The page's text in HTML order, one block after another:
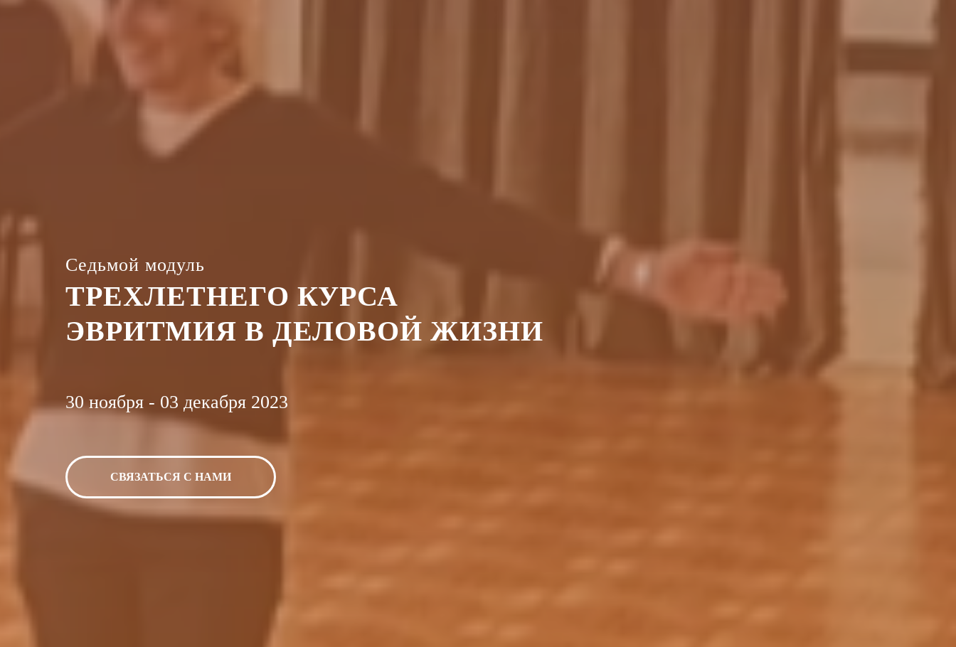
Седьмой модуль
ТРЕХЛЕТНЕГО КУРСА
ЭВРИТМИЯ В ДЕЛОВОЙ ЖИЗНИ
30 ноября - 03 декабря 2023
СВЯЗАТЬСЯ С НАМИ